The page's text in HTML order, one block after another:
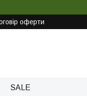
оферти
SALE